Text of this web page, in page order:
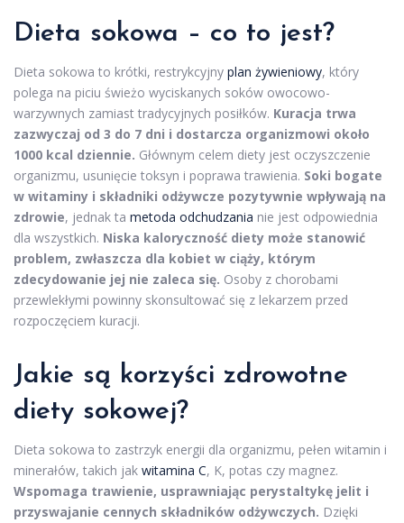
Dieta sokowa – co to jest?
Dieta sokowa to krótki, restrykcyjny plan żywieniowy, który
polega na piciu świeżo wyciskanych soków owocowo-
warzywnych zamiast tradycyjnych posiłków. Kuracja trwa
zazwyczaj od 3 do 7 dni i dostarcza organizmowi około
1000 kcal dziennie. Głównym celem diety jest oczyszczenie
organizmu, usunięcie toksyn i poprawa trawienia. Soki bogate
w witaminy i składniki odżywcze pozytywnie wpływają na
zdrowie, jednak ta metoda odchudzania nie jest odpowiednia
dla wszystkich. Niska kaloryczność diety może stanowić
problem, zwłaszcza dla kobiet w ciąży, którym
zdecydowanie jej nie zaleca się. Osoby z chorobami
przewlekłymi powinny skonsultować się z lekarzem przed
rozpoczęciem kuracji.
Jakie są korzyści zdrowotne
diety sokowej?
Dieta sokowa to zastrzyk energii dla organizmu, pełen witamin i
minerałów, takich jak witamina C, K, potas czy magnez.
Wspomaga trawienie, usprawniając perystaltykę jelit i
przyswajanie cennych składników odżywczych. Dzięki